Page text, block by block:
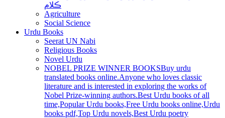
ڪلام
Agriculture
Social Science
Urdu Books
Seerat UN Nabi
Religious Books
Novel Urdu
NOBEL PRIZE WINNER BOOKSBuy urdu
translated books online.Anyone who loves classic
literature and is interested in exploring the works of
Nobel Prize-winning authors.Best Urdu books of all
time,Popular Urdu books,Free Urdu books online,Urdu
books pdf,Top Urdu novels,Best Urdu poetry